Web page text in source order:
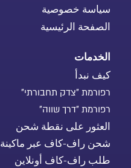
سياسة خصوصية
الصفحة الرئيسية
الخدمات
كيف نبدأ
רפורמת "צדק תחבורתי"
רפורמת "דרך שווה"
العثور على نقطة شحن
شحن راف-كاف عبر ماكينة
طلب راف-كاف أونلاين